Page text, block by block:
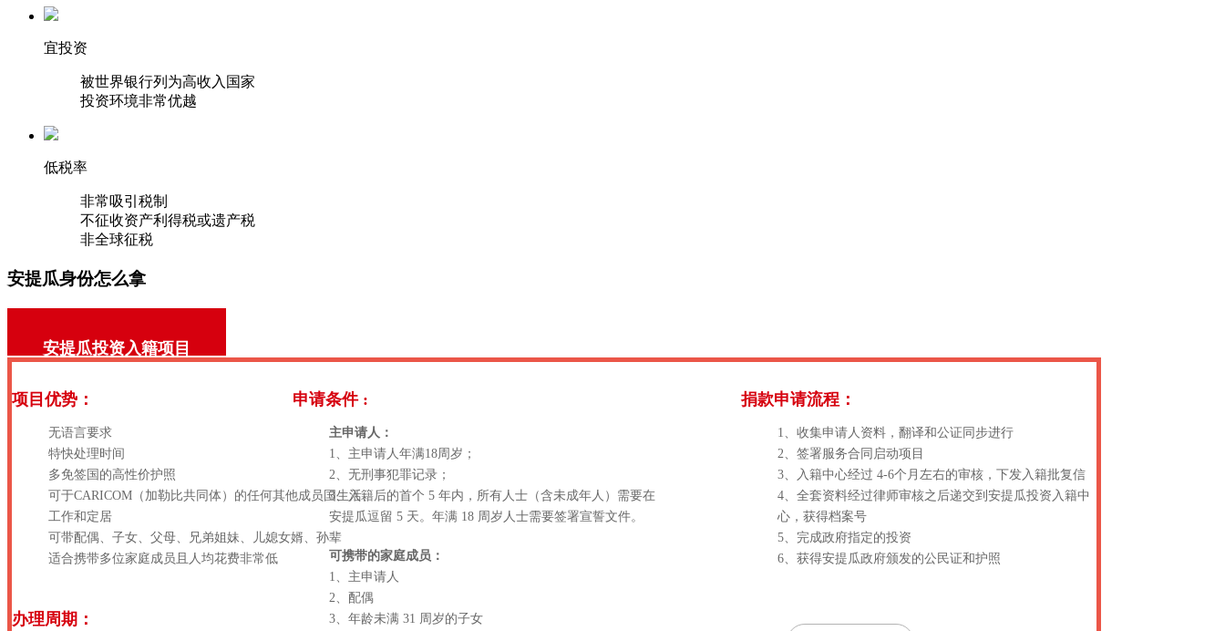
宜投资
被世界银行列为高收入国家
投资环境非常优越
低税率
非常吸引税制
不征收资产利得税或遗产税
非全球征税
安提瓜身份怎么拿
安提瓜投资入籍项目
项目优势：
无语言要求
特快处理时间
多免签国的高性价护照
可于CARICOM（加勒比共同体）的任何其他成员国生活、
工作和定居
可带配偶、子女、父母、兄弟姐妹、儿媳女婿、孙辈
适合携带多位家庭成员且人均花费非常低
办理周期：
申请条件 :
主申请人：
1、主申请人年满18周岁；
2、无刑事犯罪记录；
3、入籍后的首个 5 年内，所有人士（含未成年人）需要在
安提瓜逗留 5 天。年满 18 周岁人士需要签署宣誓文件。
可携带的家庭成员：
1、主申请人
2、配偶
3、年龄未满 31 周岁的子女
捐款申请流程：
1、收集申请人资料，翻译和公证同步进行
2、签署服务合同启动项目
3、入籍中心经过 4-6个月左右的审核，下发入籍批复信
4、全套资料经过律师审核之后递交到安提瓜投资入籍中
心，获得档案号
5、完成政府指定的投资
6、获得安提瓜政府颁发的公民证和护照